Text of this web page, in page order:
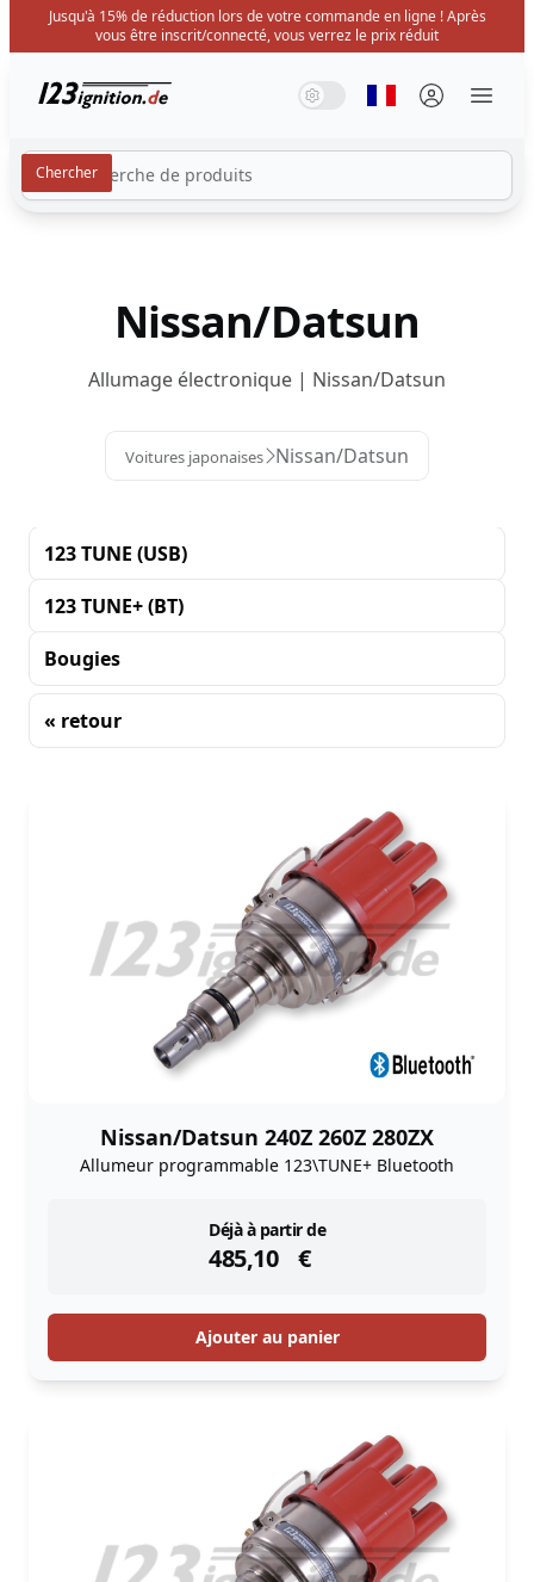
Jusqu'à 15% de réduction lors de votre commande en ligne ! Après
vous être inscrit/connecté, vous verrez le prix réduit
123ignition.de Mode système
Mode lumière
Mode sombre
Sélectionner la
Nissan/Datsun
Allumage électronique | Nissan/Datsun
Voitures japonaises Nissan/Datsun
123 TUNE (USB)
123 TUNE+ (BT)
Bougies
« retour
Nissan/Datsun 240Z 260Z 280ZX
Allumeur programmable 123\TUNE+ Bluetooth
Déjà à partir de
485,10 €
instock
Ajouter au panier